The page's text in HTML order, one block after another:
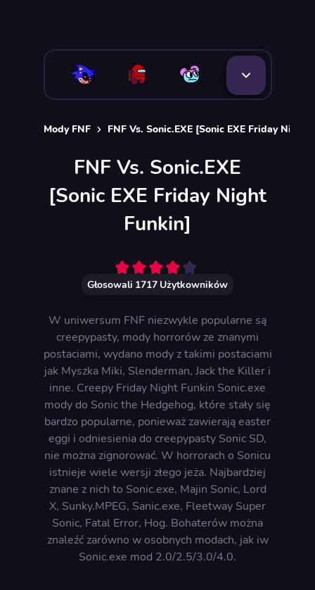
Mody FNF FNF Vs. Sonic.EXE [Sonic EXE Friday Night
FNF Vs. Sonic.EXE
[Sonic EXE Friday Night
Funkin]
Głosowali 1717 Użytkowników
W uniwersum FNF niezwykle popularne są
creepypasty, mody horrorów ze znanymi
postaciami, wydano mody z takimi postaciami
jak Myszka Miki, Slenderman, Jack the Killer i
inne. Creepy Friday Night Funkin Sonic.exe
mody do Sonic the Hedgehog, które stały się
bardzo popularne, ponieważ zawierają easter
eggi i odniesienia do creepypasty Sonic SD,
nie można zignorować. W horrorach o Sonicu
istnieje wiele wersji złego jeża. Najbardziej
znane z nich to Sonic.exe, Majin Sonic, Lord
X, Sunky.MPEG, Sanic.exe, Fleetway Super
Sonic, Fatal Error, Hog. Bohaterów można
znaleźć zarówno w osobnych modach, jak iw
Sonic.exe mod 2.0/2.5/3.0/4.0.